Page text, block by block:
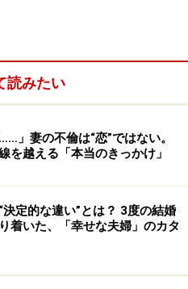
でも「別れたほうがいい」
をピックアップしてみまし
読みたい
」妻の不倫は“恋”ではない。
を越える「本当のきっかけ」
決定的な違い”とは？ 3度の結婚
着いた、「幸せな夫婦」のカタ